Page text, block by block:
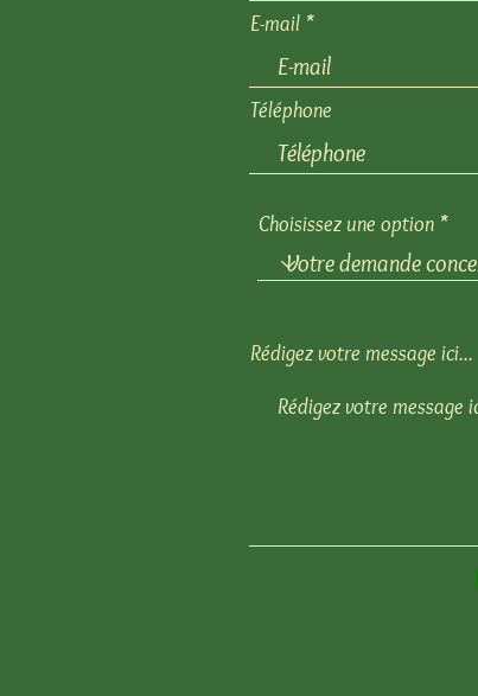
E-mail
Téléphone
Choisissez une option
Rédigez votre message ici...